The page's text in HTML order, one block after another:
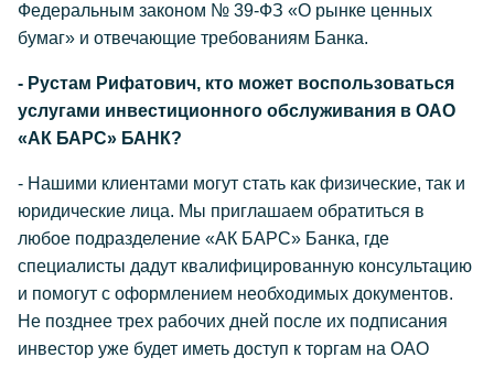
Федеральным законом № 39-ФЗ «О рынке ценных
бумаг» и отвечающие требованиям Банка.
- Рустам Рифатович, кто может воспользоваться
услугами инвестиционного обслуживания в ОАО
«АК БАРС» БАНК?
- Нашими клиентами могут стать как физические, так и
юридические лица. Мы приглашаем обратиться в
любое подразделение «АК БАРС» Банка, где
специалисты дадут квалифицированную консультацию
и помогут с оформлением необходимых документов.
Не позднее трех рабочих дней после их подписания
инвестор уже будет иметь доступ к торгам на ОАО